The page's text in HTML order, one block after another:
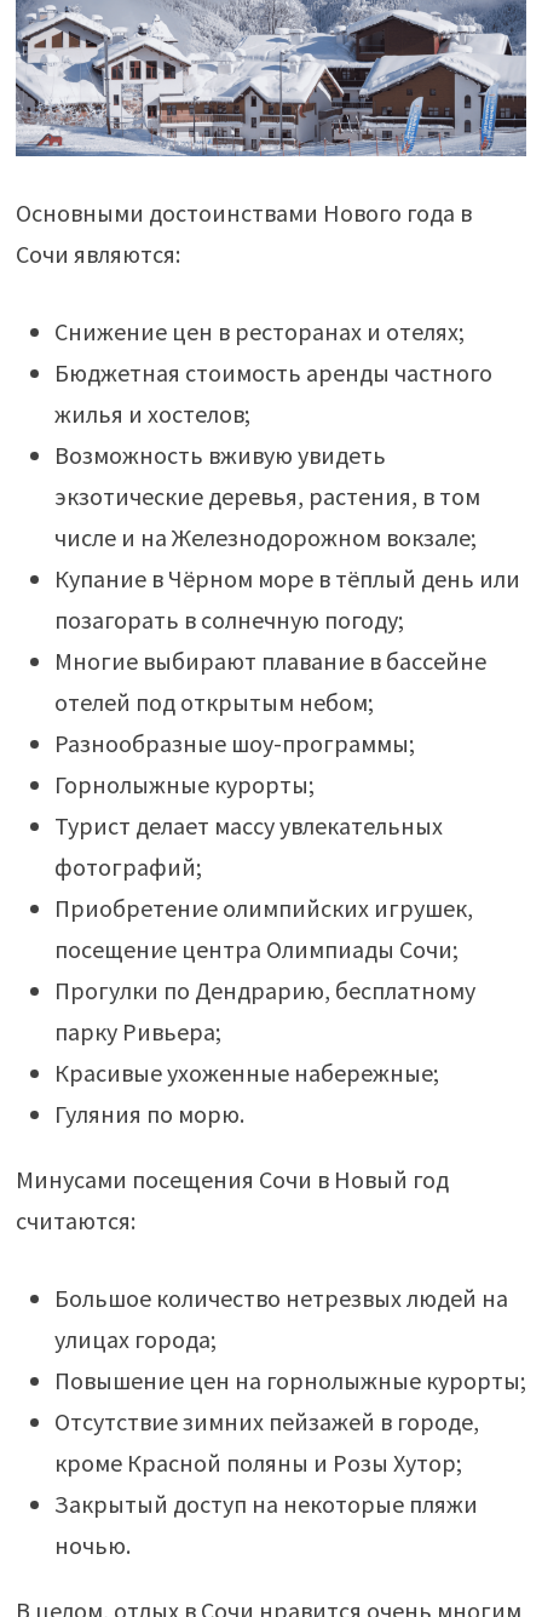
Основными достоинствами Нового года в
Сочи являются:
Снижение цен в ресторанах и отелях;
Бюджетная стоимость аренды частного
жилья и хостелов;
Возможность вживую увидеть
экзотические деревья, растения, в том
числе и на Железнодорожном вокзале;
Купание в Чёрном море в тёплый день или
позагорать в солнечную погоду;
Многие выбирают плавание в бассейне
отелей под открытым небом;
Разнообразные шоу-программы;
Горнолыжные курорты;
Турист делает массу увлекательных
фотографий;
Приобретение олимпийских игрушек,
посещение центра Олимпиады Сочи;
Прогулки по Дендрарию, бесплатному
парку Ривьера;
Красивые ухоженные набережные;
Гуляния по морю.
Минусами посещения Сочи в Новый год
считаются:
Большое количество нетрезвых людей на
улицах города;
Повышение цен на горнолыжные курорты;
Отсутствие зимних пейзажей в городе,
кроме Красной поляны и Розы Хутор;
Закрытый доступ на некоторые пляжи
ночью.
В целом, отдых в Сочи нравится очень многим